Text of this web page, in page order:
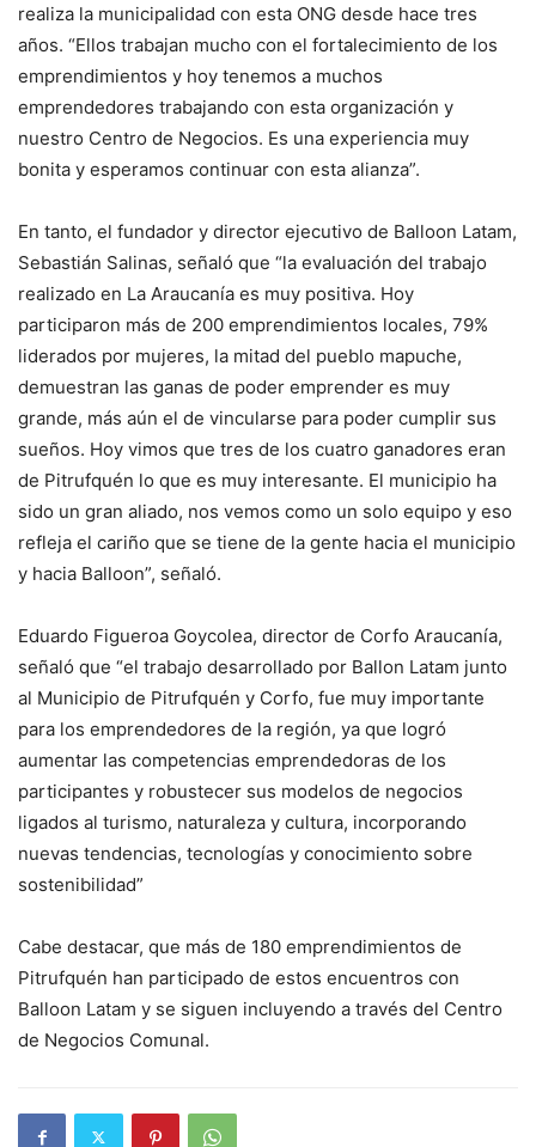
realiza la municipalidad con esta ONG desde hace tres
años. “Ellos trabajan mucho con el fortalecimiento de los
emprendimientos y hoy tenemos a muchos
emprendedores trabajando con esta organización y
nuestro Centro de Negocios. Es una experiencia muy
bonita y esperamos continuar con esta alianza”.
En tanto, el fundador y director ejecutivo de Balloon Latam,
Sebastián Salinas, señaló que “la evaluación del trabajo
realizado en La Araucanía es muy positiva. Hoy
participaron más de 200 emprendimientos locales, 79%
liderados por mujeres, la mitad del pueblo mapuche,
demuestran las ganas de poder emprender es muy
grande, más aún el de vincularse para poder cumplir sus
sueños. Hoy vimos que tres de los cuatro ganadores eran
de Pitrufquén lo que es muy interesante. El municipio ha
sido un gran aliado, nos vemos como un solo equipo y eso
refleja el cariño que se tiene de la gente hacia el municipio
y hacia Balloon”, señaló.
Eduardo Figueroa Goycolea, director de Corfo Araucanía,
señaló que “el trabajo desarrollado por Ballon Latam junto
al Municipio de Pitrufquén y Corfo, fue muy importante
para los emprendedores de la región, ya que logró
aumentar las competencias emprendedoras de los
participantes y robustecer sus modelos de negocios
ligados al turismo, naturaleza y cultura, incorporando
nuevas tendencias, tecnologías y conocimiento sobre
sostenibilidad”
Cabe destacar, que más de 180 emprendimientos de
Pitrufquén han participado de estos encuentros con
Balloon Latam y se siguen incluyendo a través del Centro
de Negocios Comunal.